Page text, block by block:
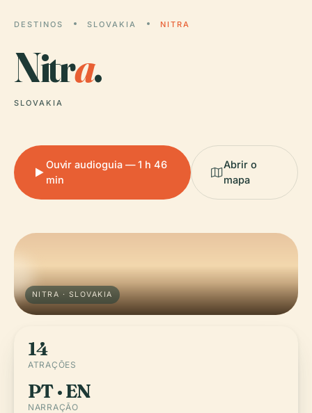
DESTINOS SLOVAKIA NITRA
Nitra.
SLOVAKIA
Ouvir audioguia — 1 h 46
min
Abrir o
mapa
NITRA · SLOVAKIA
14
ATRAÇÕES
PT · EN
NARRAÇÃO